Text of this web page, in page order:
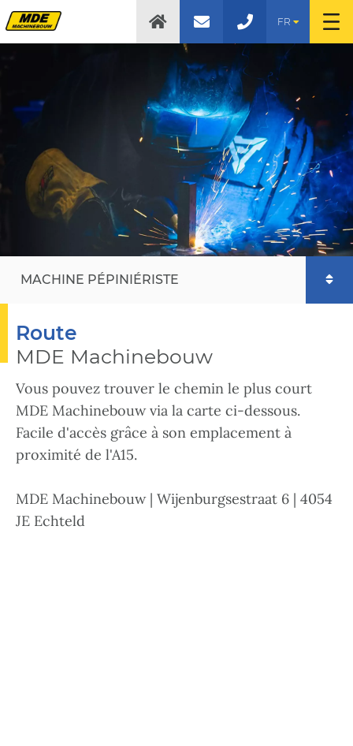
FR
MACHINE PÉPINIÉRISTE
Route
MDE Machinebouw
Vous pouvez trouver le chemin le plus court
MDE Machinebouw via la carte ci-dessous.
Facile d'accès grâce à son emplacement à
proximité de l'A15.
MDE Machinebouw | Wijenburgsestraat 6 | 4054
JE Echteld